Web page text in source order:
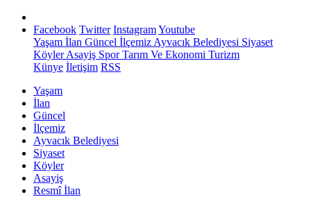
Facebook Twitter InstagramYoutube
Yaşam İlan Güncel İlçemiz Ayvacık Belediyesi Siyaset
KöylerAsayiş SporTarım Ve Ekonomi Turizm
Künye İletişim RSS
Yaşam
İlan
Güncel
İlçemiz
Ayvacık Belediyesi
Siyaset
Köyler
Asayiş
Resmî İlan